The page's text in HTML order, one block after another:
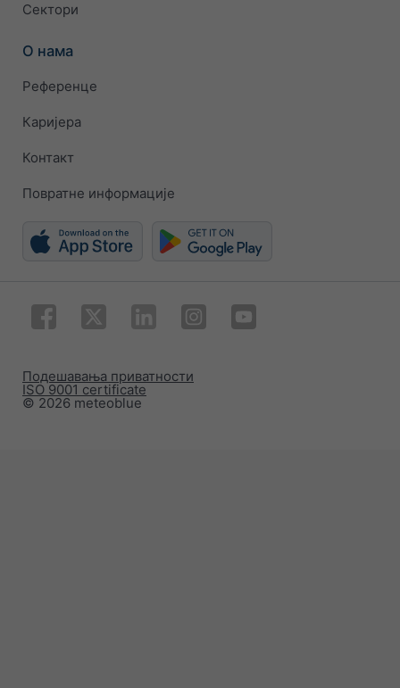
Сектори
О нама
Референце
Каријера
Контакт
Повратне информације
© 2026 meteoblue
ISO 9001 certificate
Подешавања приватности